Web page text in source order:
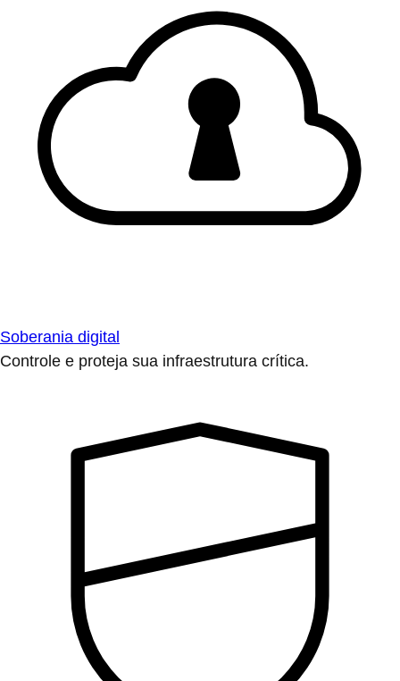
Soberania digital
Controle e proteja sua infraestrutura crítica.